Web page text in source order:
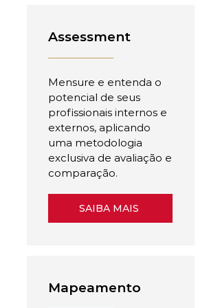
Assessment
Mensure e entenda o
potencial de seus
profissionais internos e
externos, aplicando
uma metodologia
exclusiva de avaliação e
comparação.
SAIBA MAIS
Mapeamento